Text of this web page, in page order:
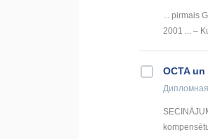
... pirmais
2001 ... –
OCTA
Дипломная